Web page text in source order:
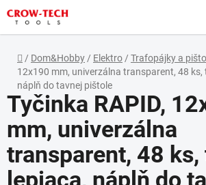
Prejsť
na
obsah
Domov
/ Dom&Hobby / Elektro / Trafopájky a
12x190 mm, univerzálna transparent, 48 ks,
náplň do tavnej pištole
Tyčinka RAPID,
mm, univerzálna
transparent, 48 ks,